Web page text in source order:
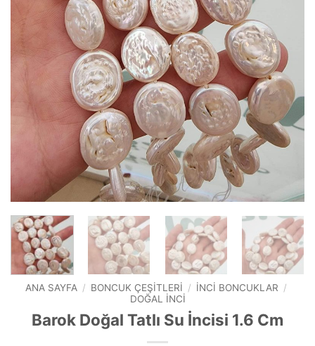
ANA SAYFA / BONCUK ÇEŞITLERI / İNCI BONCUKLAR /
DOĞAL İNCI
Barok Doğal Tatlı Su İncisi 1.6 Cm